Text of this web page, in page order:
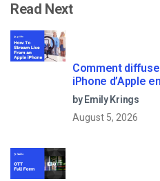
Read Next
Comment
iPhone d’Apple
by Emily Krings
August 5, 2026